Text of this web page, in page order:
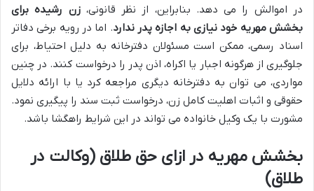
در اموالش را می دهد. بنابراین، از نظر قانونی،زن رشیده برای
بخشش مهریه خود نیازی به اجازه پدر ندارد. اما در رویه برخی دفاتر
اسناد رسمی، ممکن است مسئولان دفترخانه به دلیل احتیاط، برای
جلوگیری از هرگونه اجبار یا اکراه، اذن پدر را درخواست کنند. در چنین
مواردی، می توان به دفترخانه دیگری مراجعه کرد یا با ارائه دلایل
حقوقی و اثبات اهلیت کامل زن، درخواست ثبت سند را پیگیری نمود.
مشورت با یک وکیل خانواده می تواند در این شرایط راهگشا باشد.
بخشش مهریه در ازای حق طلاق (وکالت در
طلاق)